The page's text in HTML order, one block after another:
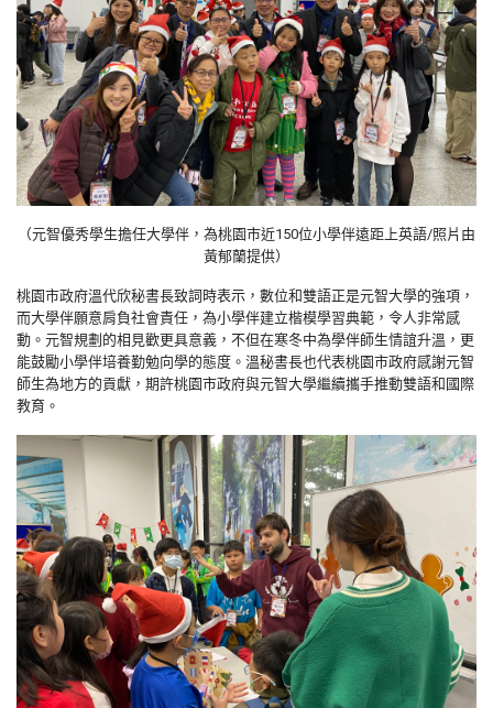
（元智優秀學生擔任大學伴，為桃園市近150位小學伴遠距上英語/照片由
黃郁蘭提供）
桃園市政府溫代欣秘書長致詞時表示，數位和雙語正是元智大學的強項，
而大學伴願意肩負社會責任，為小學伴建立楷模學習典範，令人非常感
動。元智規劃的相見歡更具意義，不但在寒冬中為學伴師生情誼升溫，更
能鼓勵小學伴培養勤勉向學的態度。溫秘書長也代表桃園市政府感謝元智
師生為地方的貢獻，期許桃園市政府與元智大學繼續攜手推動雙語和國際
教育。